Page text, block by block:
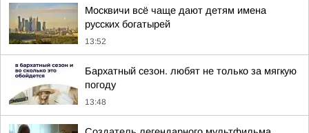
Москвичи всё чаще дают детям имена
русских богатырей
13:52
Бархатный сезон. любят не только за мягкую
погоду
13:48